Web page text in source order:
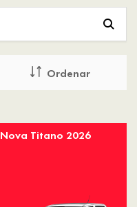
Ordenar
Nova Titano 2026